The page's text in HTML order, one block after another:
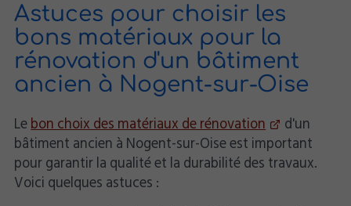
Astuces pour choisir les
bons matériaux pour la
rénovation d'un bâtiment
ancien à Nogent-sur-Oise
Lebon choix des matériaux de rénovation
d'un
bâtiment ancien à Nogent-sur-Oise est important
pour garantir la qualité et la durabilité des travaux.
Voici quelques astuces :